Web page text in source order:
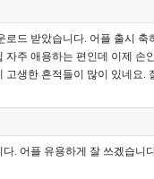
로드 받았습니다. 어플 출시 축
자주 애용하는 편인데 이제 손
고생한 흔적들이 많이 있네요.
다. 어플 유용하게 잘 쓰겠습니